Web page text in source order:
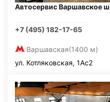
Автосервис Варшавское ш
+7 (495) 182-17-65
Варшавская(1400 м)
ул. Котляковская, 1Ас2